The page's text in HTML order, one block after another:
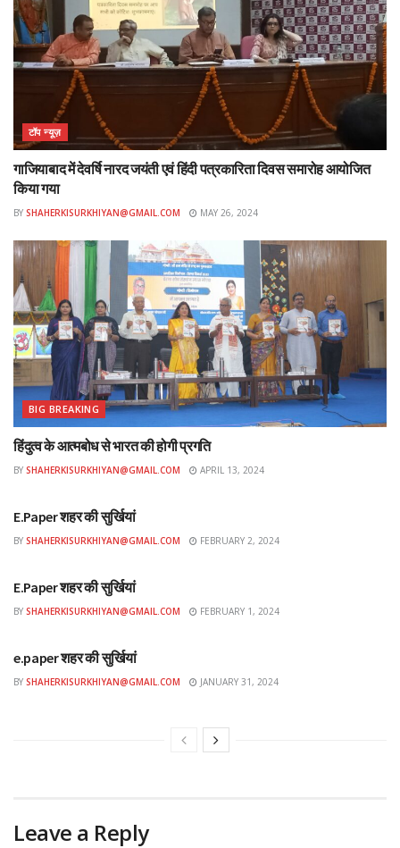
टॉप न्यूज़
गाजियाबाद में देवर्षि नारद जयंती एवं हिंदी पत्रकारिता दिवस समारोह आयोजित
किया गया
BY SHAHERKISURKHIYAN@GMAIL.COM MAY 26, 2024
BIG BREAKING
हिंदुत्व के आत्मबोध से भारत की होगी प्रगति
BY SHAHERKISURKHIYAN@GMAIL.COM APRIL 13, 2024
E.Paper शहर की सुर्खियां
BY SHAHERKISURKHIYAN@GMAIL.COM FEBRUARY 2, 2024
E.Paper शहर की सुर्खियां
BY SHAHERKISURKHIYAN@GMAIL.COM FEBRUARY 1, 2024
e.paper शहर की सुर्खियां
BY SHAHERKISURKHIYAN@GMAIL.COM JANUARY 31, 2024
Leave a Reply